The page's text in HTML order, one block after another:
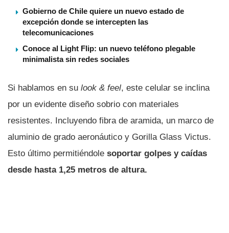
Gobierno de Chile quiere un nuevo estado de
excepción donde se intercepten las
telecomunicaciones
Conoce al Light Flip: un nuevo teléfono plegable
minimalista sin redes sociales
Si hablamos en su look & feel, este celular se inclina
por un evidente diseño sobrio con materiales
resistentes. Incluyendo fibra de aramida, un marco de
aluminio de grado aeronáutico y Gorilla Glass Victus.
Esto último permitiéndole soportar golpes y caídas
desde hasta 1,25 metros de altura.